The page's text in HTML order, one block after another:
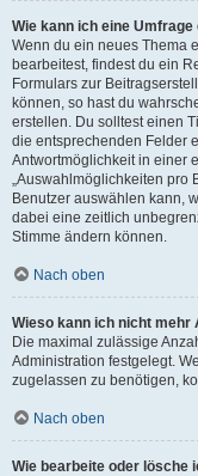
Wie kann ich eine
Wenn du ein neues Thema
bearbeitest, findest du ein
Formulars zur
können, so hast du
erstellen. Du solltest einen
die entsprechenden Felder
Antwortmöglichkeit in einer
„Auswahlmöglichkeiten pro
Benutzer auswählen kann,
dabei eine zeitlich
Stimme ändern können.
Nach oben
Wieso kann ich nicht
Die maximal zulässige
Administration festgelegt.
zugelassen zu benötigen,
Nach oben
Wie bearbeite oder lösche